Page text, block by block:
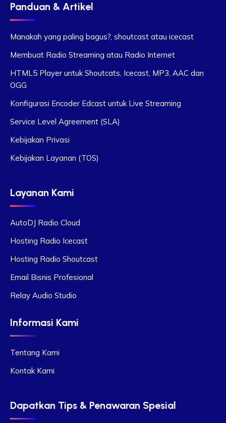
Panduan & Artikel
Manakah yang paling bagus?, shoutcast atau icecast
Membuat Radio Streaming atau Radio Internet
HTML5 Player untuk Shoutcats, Icecast, MP3, AAC dan
OGG
Konfigurasi Encoder Edcast untuk Live Streaming
Service Level Agreement (SLA)
Kebijakan Privasi
Kebijakan Layanan (TOS)
Layanan Kami
AutoDJ Radio Cloud
Hosting Radio Icecast
Hosting Radio Shoutcast
Email Bisnis Profesional
Relay Audio Studio
Informasi Kami
Tentang Kami
Kontak Kami
Dapatkan Tips & Penawaran Spesial